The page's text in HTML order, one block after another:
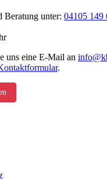
Beratung unter: 04105 149
uns eine E-Mail an
.